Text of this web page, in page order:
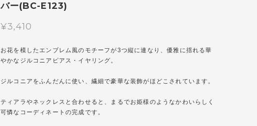
バー(BC-E123)
¥3,410
お花を模したエンブレム風のモチーフが3つ縦に連なり、優雅に揺れる華
やかなジルコニアピアス・イヤリング。
ジルコニアをふんだんに使い、繊細で豪華な装飾がほどこされています。
ティアラやネックレスと合わせると、まるでお姫様のようなかわいらしく
可憐なコーディネートの完成です。